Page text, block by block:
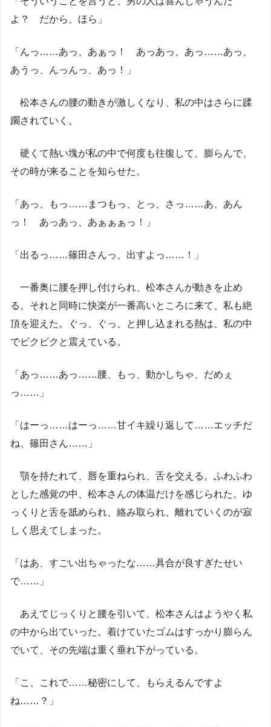
よ？ だから、ほら」
「んっ……あっ、あぁっ！ あっあっ、あっ……あっ、
あうっ、んっんっ、あっ！」
松本さんの腰の動きが激しくなり、私の中はさらに蹂
躙されていく。
硬くて熱い塊が私の中で何度も往復して、膨らんで、
その時が来ることを知らせた。
「あっ、もっ……まつもっ、とっ、さっ……あ、あん
っ！ あっあっ、あぁぁぁっ！」
「出るっ……篠田さんっ、出すよっ……！」
一番奥に腰を押し付けられ、松本さんが動きを止め
る。それと同時に快楽が一番高いところに来て、私も絶
頂を迎えた。ぐっ、ぐっ、と押し込まれる熱は、私の中
でビクビクと震えている。
「あっ……あっ……腰、もっ、動かしちゃ、だめぇ
っ……」
「はーっ……はーっ……甘イキ繰り返して……エッチだ
ね、篠田さん……」
顎を持たれて、唇を重ねられ、舌を交える。ふわふわ
とした感覚の中、松本さんの体温だけを感じられた。ゆ
っくりと舌を舐められ、絡み取られ、離れていくのが寂
しく思えてしまった。
「はあ、すごい出ちゃったな……具合が良すぎたせい
で……」
あえてじっくりと腰を引いて、松本さんはようやく私
の中から出ていった。着けていたゴムはすっかり膨らん
でいて、その先端は重く垂れ下がっている。
「こ、これで……秘密にして、もらえるんですよ
ね……？」